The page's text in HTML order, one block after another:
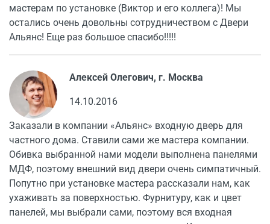
мастерам по установке (Виктор и его коллега)! Мы
остались очень довольны сотрудничеством с Двери
Альянс! Еще раз большое спасибо!!!!!
Алексей Олегович, г. Москва
14.10.2016
Заказали в компании «Альянс» входную дверь для
частного дома. Ставили сами же мастера компании.
Обивка выбранной нами модели выполнена панелями
МДФ, поэтому внешний вид двери очень симпатичный.
Попутно при установке мастера рассказали нам, как
ухаживать за поверхностью. Фурнитуру, как и цвет
панелей, мы выбрали сами, поэтому вся входная